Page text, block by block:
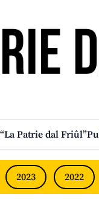
Patrie dal Friûl”
2023 2022